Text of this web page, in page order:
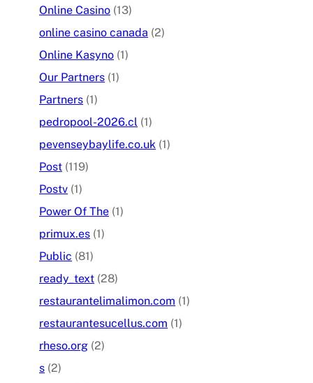
Online Casino (13)
online casino canada (2)
Online Kasyno (1)
Our Partners (1)
Partners (1)
pedropool-2026.cl (1)
pevenseybaylife.co.uk (1)
Post (119)
Postv (1)
Power Of The (1)
primux.es (1)
Public (81)
ready_text (28)
restaurantelimalimon.com (1)
restaurantesucellus.com (1)
rheso.org (2)
s (2)